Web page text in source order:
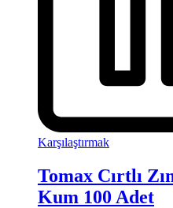
Karşılaştırmak
Tomax Cırtlı
Kum 100 Adet